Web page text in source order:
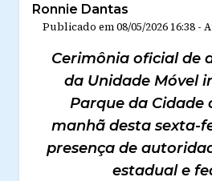
Ronnie Dantas
Publicado em08/05/2026 16:38 -
Cerimônia oficial de
da Unidade Móvel
Parque da Cidade
manhã desta sexta-
presença de
estadual e